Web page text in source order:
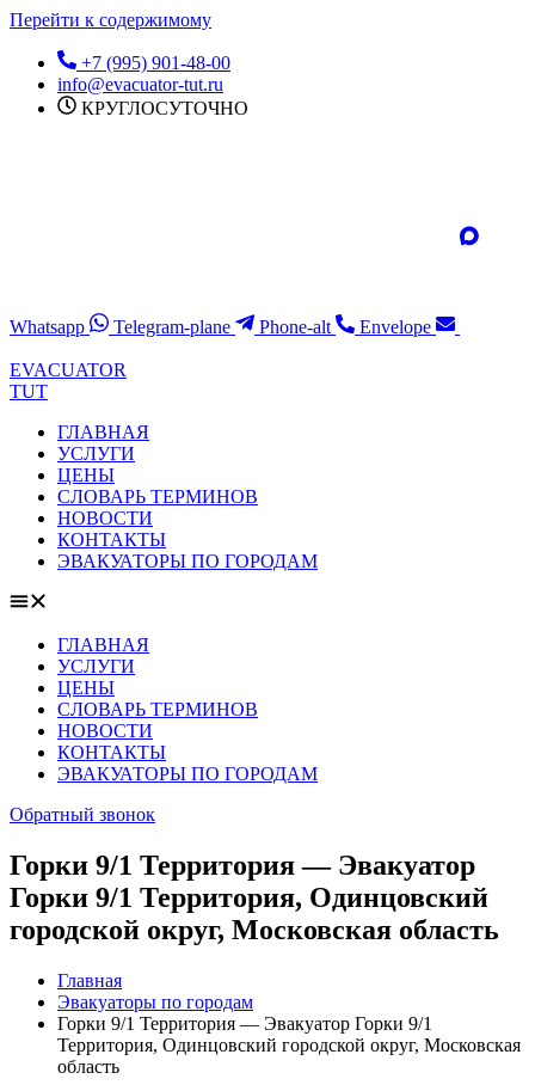
Перейти к содержимому
+7 (995) 901-48-00
info@evacuator-tut.ru
КРУГЛОСУТОЧНО
Whatsapp Telegram-plane Phone-alt Envelope
EVACUATOR
TUT
ГЛАВНАЯ
УСЛУГИ
ЦЕНЫ
СЛОВАРЬ ТЕРМИНОВ
НОВОСТИ
КОНТАКТЫ
ЭВАКУАТОРЫ ПО ГОРОДАМ
ГЛАВНАЯ
УСЛУГИ
ЦЕНЫ
СЛОВАРЬ ТЕРМИНОВ
НОВОСТИ
КОНТАКТЫ
ЭВАКУАТОРЫ ПО ГОРОДАМ
Обратный звонок
Горки 9/1 Территория — Эвакуатор
Горки 9/1 Территория, Одинцовский
городской округ, Московская область
Главная
Эвакуаторы по городам
Горки 9/1 Территория — Эвакуатор Горки 9/1
Территория, Одинцовский городской округ, Московская
область